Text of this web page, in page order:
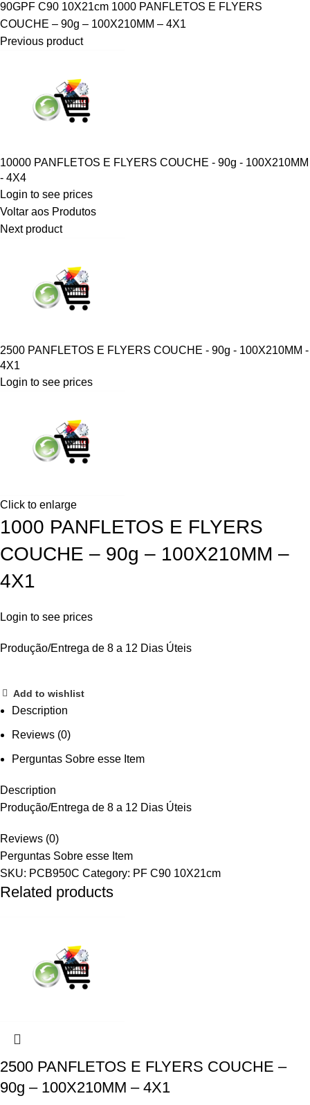
90GPF C90 10X21cm 1000 PANFLETOS E FLYERS
COUCHE – 90g – 100X210MM – 4X1
Previous product
10000 PANFLETOS E FLYERS COUCHE - 90g - 100X210MM
- 4X4
Login to see prices
Voltar aos Produtos
Next product
2500 PANFLETOS E FLYERS COUCHE - 90g - 100X210MM -
4X1
Login to see prices
Click to enlarge
1000 PANFLETOS E FLYERS
COUCHE – 90g – 100X210MM –
4X1
Login to see prices
Produção/Entrega de 8 a 12 Dias Úteis
Add to wishlist
Description
Reviews (0)
Perguntas Sobre esse Item
Description
Produção/Entrega de 8 a 12 Dias Úteis
Reviews (0)
Perguntas Sobre esse Item
SKU: PCB950C Category: PF C90 10X21cm
Related products
2500 PANFLETOS E FLYERS COUCHE –
90g – 100X210MM – 4X1